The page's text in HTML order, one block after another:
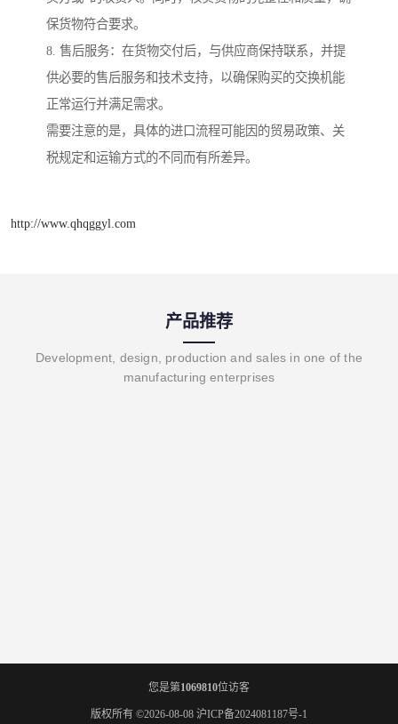
保货物符合要求。
8. 售后服务：在货物交付后，与供应商保持联系，并提
供必要的售后服务和技术支持，以确保购买的交换机能
正常运行并满足需求。
需要注意的是，具体的进口流程可能因的贸易政策、关
税规定和运输方式的不同而有所差异。
http://www.qhqggyl.com
产品推荐
Development, design, production and sales in one of the
manufacturing enterprises
您是第1069810位访客
版权所有 ©2026-08-08 沪ICP备2024081187号-1